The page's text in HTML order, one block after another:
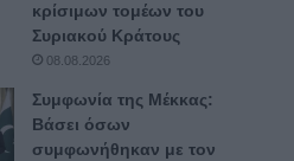
κρίσιμων τομέων του
Συριακού Κράτους
08.08.2026
Συμφωνία της Μέκκας:
Βάσει όσων
συμφωνήθηκαν με τον